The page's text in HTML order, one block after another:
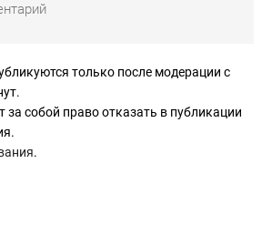
только после модерации с
за собой право отказать в публикации
.